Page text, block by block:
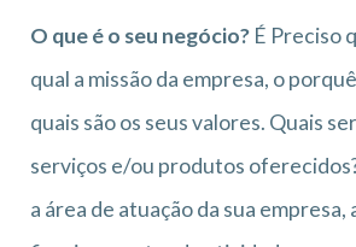
O que é o seu negócio? É Preciso
qual a missão da empresa, o
quais são os seus valores. Quais
serviços e/ou produtos
a área de atuação da sua empresa,